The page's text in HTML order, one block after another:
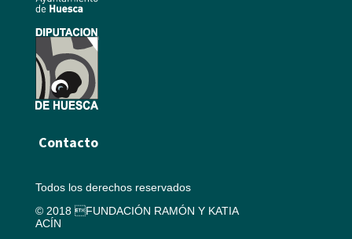
Contacto
Todos los derechos reservados
© 2018 FUNDACIÓN RAMÓN Y KATIA
ACÍN